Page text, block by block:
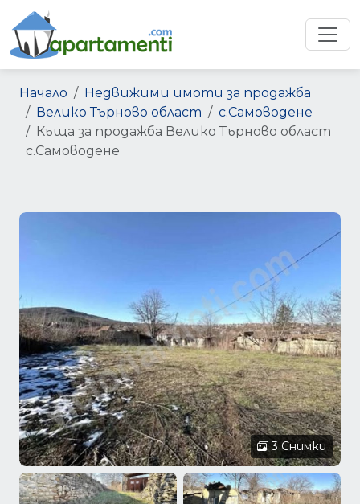
Начало
Недвижими имоти за продажба
Велико Търново област
с.Самоводене
Къща за продажба Велико Търново област
с.Самоводене
3 Снимки